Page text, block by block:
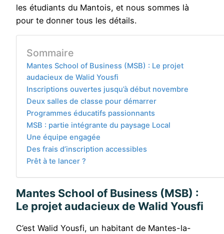
les étudiants du Mantois, et nous sommes là
pour te donner tous les détails.
Sommaire
Mantes School of Business (MSB) : Le projet
audacieux de Walid Yousfi
Inscriptions ouvertes jusqu’à début novembre
Deux salles de classe pour démarrer
Programmes éducatifs passionnants
MSB : partie intégrante du paysage Local
Une équipe engagée
Des frais d’inscription accessibles
Prêt à te lancer ?
Mantes School of Business (MSB) :
Le projet audacieux de Walid Yousfi
C’est Walid Yousfi, un habitant de Mantes-la-